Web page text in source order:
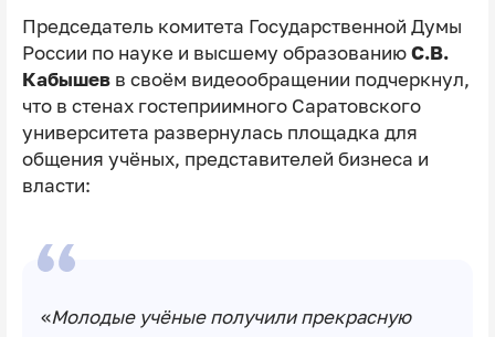
Председатель комитета Государственной Думы
России по науке и высшему образованию С.В.
Кабышевв своём видеообращении подчеркнул,
что в стенах гостеприимного Саратовского
университета развернулась площадка для
общения учёных, представителей бизнеса и
власти:
«Молодые учёные получили прекрасную